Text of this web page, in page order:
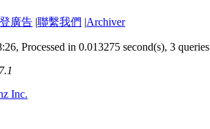
廣告 |聯繫我們 |Archiver
Processed in 0.013275 second(s), 3 queries
7.1
Inc.